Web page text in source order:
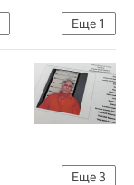
Еще 1
Еще3